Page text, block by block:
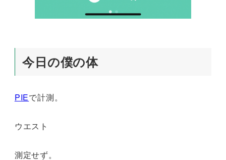
今日の僕の体
PIEで計測。
ウエスト
測定せず。